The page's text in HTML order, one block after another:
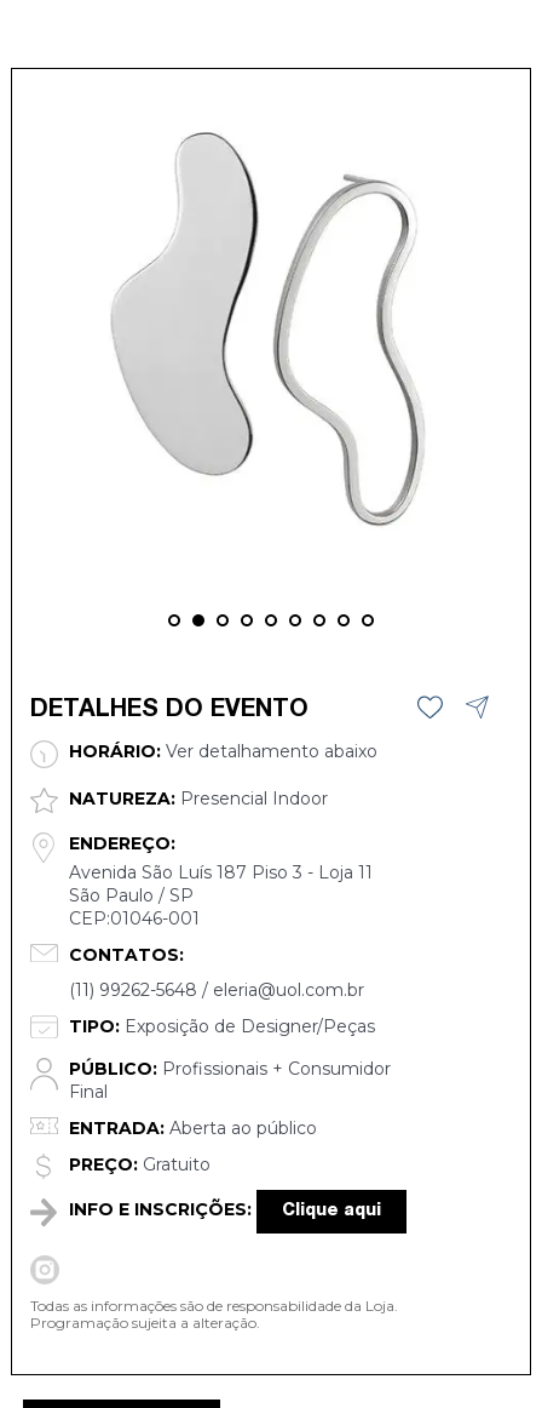
DETALHES DO EVENTO
HORÁRIO:Ver detalhamento abaixo
NATUREZA:Presencial Indoor
ENDEREÇO:
Avenida São Luís 187 Piso 3 - Loja 11
São Paulo / SP
CEP:01046-001
CONTATOS:
(11) 99262-5648 / eleria@uol.com.br
TIPO:Exposição de Designer/Peças
PÚBLICO:Profissionais + Consumidor
Final
ENTRADA:Aberta ao público
PREÇO:Gratuito
INFO E INSCRIÇÕES: Clique aqui
Todas as informações são de responsabilidade da Loja.
Programação sujeita a alteração.